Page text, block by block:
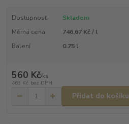
Dostupnost
Skladem
Měrná cena
746,67 Kč / l
Balení
0.75 l
560 Kč/ks
463 Kč bez DPH
Přidat do košíku